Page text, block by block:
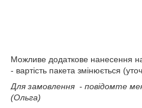
Можливе додаткове нанесення
- вартість пакета змінюється
Для замовлення - повідомте
(Ольга)